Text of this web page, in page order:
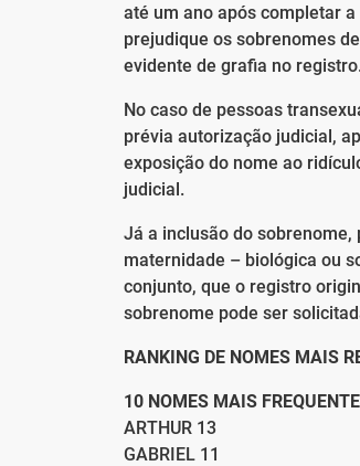
até um ano após completar
prejudique os sobrenomes
evidente de grafia no
No caso de pessoas
prévia autorização judicial,
exposição do nome ao
judicial.
Já a inclusão do
maternidade – biológica ou
conjunto, que o registro
sobrenome pode ser
RANKING DE NOMES MAIS
10 NOMES MAIS
ARTHUR 13
GABRIEL 11